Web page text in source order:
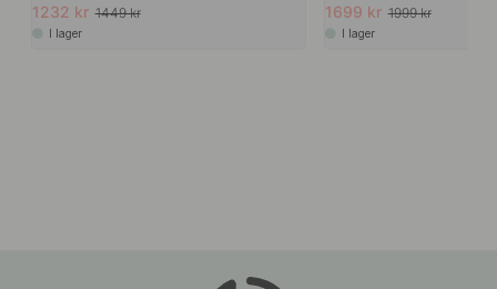
1232 kr 1449 kr
I lager
1699 kr 1999 kr
I lager